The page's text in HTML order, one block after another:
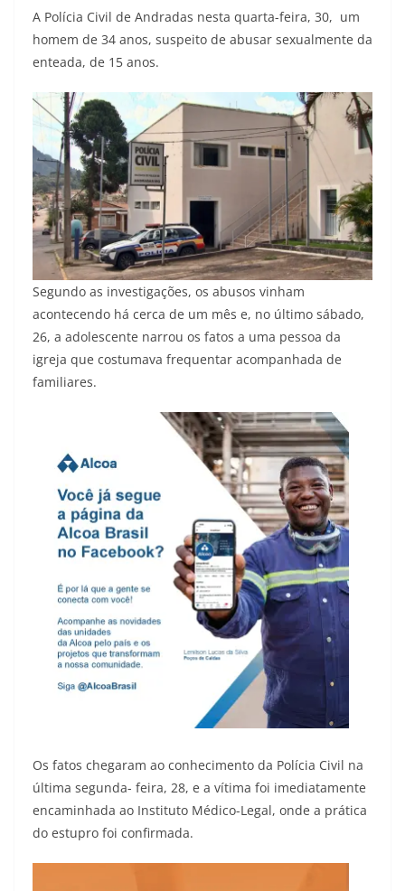
A Polícia Civil de Andradas nesta quarta-feira, 30, um
homem de 34 anos, suspeito de abusar sexualmente da
enteada, de 15 anos.
Segundo as investigações, os abusos vinham
acontecendo há cerca de um mês e, no último sábado,
26, a adolescente narrou os fatos a uma pessoa da
igreja que costumava frequentar acompanhada de
familiares.
Os fatos chegaram ao conhecimento da Polícia Civil na
última segunda- feira, 28, e a vítima foi imediatamente
encaminhada ao Instituto Médico-Legal, onde a prática
do estupro foi confirmada.